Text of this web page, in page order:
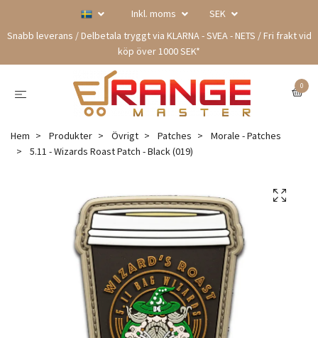
Inkl. moms
SEK
Snabb leverans / Delbetala tryggt via KLARNA - SVEA - NETS / Fri frakt vid
köp över 1000 SEK*
0
Hem Produkter Övrigt Patches
Morale - Patches
5.11 - Wizards Roast Patch - Black (019)